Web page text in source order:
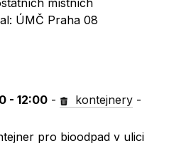
místních
ÚMČ Praha 08
- 12:00 - kontejnery -
pro bioodpad v ulici